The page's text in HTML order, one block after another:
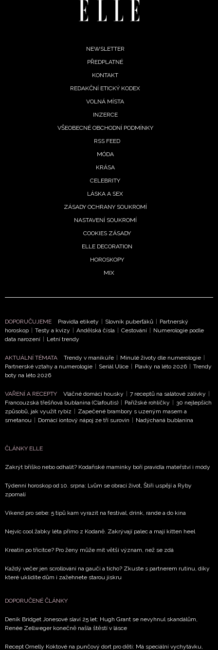
NEWSLETTER
PŘEDPLATNÉ
KONTAKT
REDAKČNÍ ETICKÝ KODEX
VOLNÁ MÍSTA
INZERCE
VŠEOBECNÉ OBCHODNÍ PODMÍNKY
RSS FEED
MÓDA
KRÁSA
CELEBRITY
LÁSKA A SEX
ZÁSADY OCHRANY SOUKROMÍ
NASTAVENÍ SOUKROMÍ
COOKIES ZÁSADY
ELLE DECORATION
HOROSKOPY
MIX
DOPORUČUJEME Pravidla etikety Slovník puberťáků
Partnerský
horoskop
Testy a kvízy Andělská čísla Cestování
Numerologie podle
data narození
Letní trendy
AKTUÁLNÍ TÉMATA Trendy v manikúře Minulé životy dle numerologie
Partnerské vztahy a numerologie
Seriál Ulice Plavky na léto 2026
Trendy
boty na léto 2026
VAŘENÍ A RECEPTY Vláčné domácí housky 7 receptů na salátové zálivky
Francouzská třešňová bublanina (Clafoutis)
Pařížské rohlíčky
30 nejlepších
způsobů, jak využít rybíz
Zapečené brambory s uzeným masem a
smetanou
Domácí iontový nápoj ze tří surovin Nadýchaná bublanina
ČLÁNKY ELLE
Zakrýt bříško nebo odhalit? Kodaňské maminky boří pravidla mateřství i módy
Týdenní horoskop od 10. srpna: Lvům se obrací život, Štíři uspějí a Ryby
zpomalí
Víkend pro sebe: 5 tipů kam vyrazit na festival, drink, rande a do kina
Nejvíc cool žabky léta přímo z Kodaně. Zakrývají palec a mají kitten heel
Kreatin po třicítce? Pro ženy může mít větší význam, než se zdá
Každý večer jen scrollování na gauči a ticho? Zkuste s partnerem rutinu, díky
které uklidíte dům i zažehnete starou jiskru
DOPORUČENÉ ČLÁNKY
Deník Bridget Jonesové slaví 25 let: Hugh Grant se nevyhnul skandálům,
Renée Zellweger konečně našla štěstí v lásce
Recept Ornelly Koktové na punčový dort pro děti: Má speciální vychytávku,